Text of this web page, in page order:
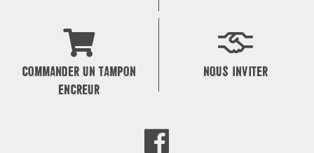
COMMANDER UN TAMPON
ENCREUR
NOUS INVITER